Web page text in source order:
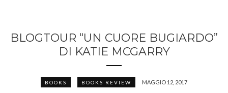
BLOGTOUR “UN CUORE BUGIARDO”
DI KATIE MCGARRY
BOOKS BOOKS REVIEW MAGGIO 12, 2017